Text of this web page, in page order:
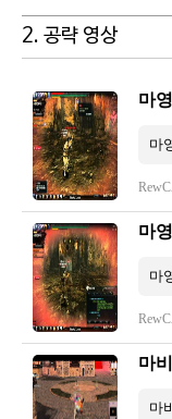
2. 공략 영상
마
마